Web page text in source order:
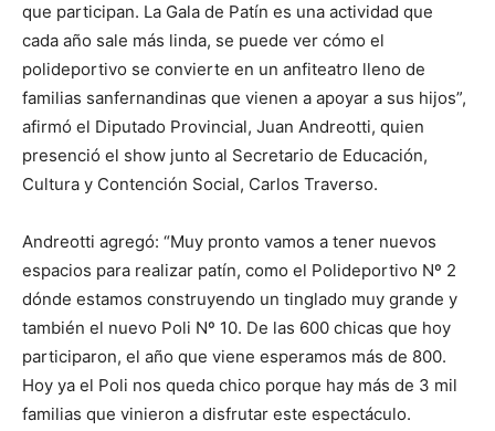
que participan. La Gala de Patín es una actividad que
cada año sale más linda, se puede ver cómo el
polideportivo se convierte en un anfiteatro lleno de
familias sanfernandinas que vienen a apoyar a sus hijos”,
afirmó el Diputado Provincial, Juan Andreotti, quien
presenció el show junto al Secretario de Educación,
Cultura y Contención Social, Carlos Traverso.
Andreotti agregó: “Muy pronto vamos a tener nuevos
espacios para realizar patín, como el Polideportivo Nº 2
dónde estamos construyendo un tinglado muy grande y
también el nuevo Poli Nº 10. De las 600 chicas que hoy
participaron, el año que viene esperamos más de 800.
Hoy ya el Poli nos queda chico porque hay más de 3 mil
familias que vinieron a disfrutar este espectáculo.